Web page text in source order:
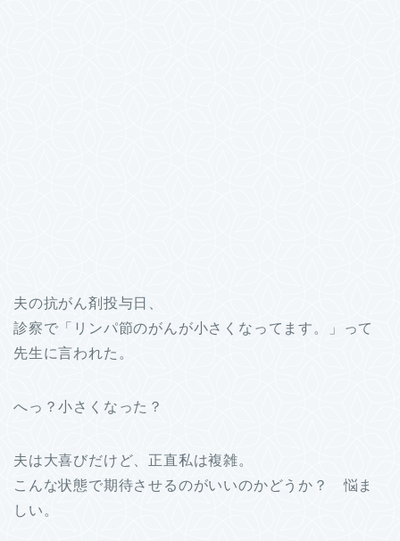
夫の抗がん剤投与日、
診察で「リンパ節のがんが小さくなってます。」って
先生に言われた。
へっ？小さくなった？
夫は大喜びだけど、正直私は複雑。
こんな状態で期待させるのがいいのかどうか？ 悩ま
しい。